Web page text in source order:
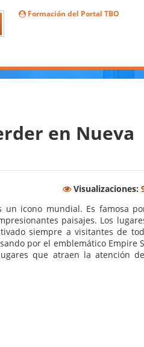
Formación del Portal TBO
en Nueva
Visualizaciones:
un icono mundial. Es famosa
paisajes. Los
siempre a visitantes de
por el emblemático Empire
que atraen la atención